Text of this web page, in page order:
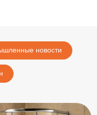
новости